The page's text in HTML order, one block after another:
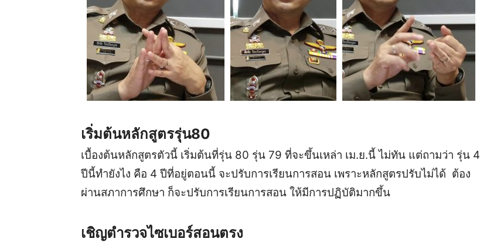
เริ่มต้นหลักสูตรรุ่น80
เบื้องต้นหลักสูตรตัวนี้ เริ่มต้นที่รุ่น 80 รุ่น 79 ที่จะขึ้นเหล่า เม.ย.นี้ ไม่ทัน แต่ถามว่า รุ่น 4
ปีนี้ทำยังไง คือ 4 ปีที่อยู่ตอนนี้ จะปรับการเรียนการสอน เพราะหลักสูตรปรับไม่ได้ ต้อง
ผ่านสภาการศึกษา ก็จะปรับการเรียนการสอน ให้มีการปฏิบัติมากขึ้น
เชิญตำรวจไซเบอร์สอนตรง